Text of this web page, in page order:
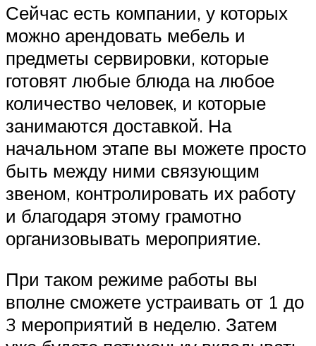
Сейчас есть компании, у которых
можно арендовать мебель и
предметы сервировки, которые
готовят любые блюда на любое
количество человек, и которые
занимаются доставкой. На
начальном этапе вы можете просто
быть между ними связующим
звеном, контролировать их работу
и благодаря этому грамотно
организовывать мероприятие.
При таком режиме работы вы
вполне сможете устраивать от 1 до
3 мероприятий в неделю. Затем